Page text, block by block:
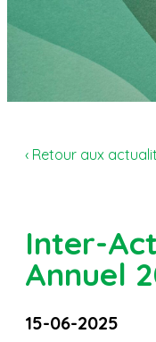
‹ Retour aux
Inter-
Annuel
15-06-2025